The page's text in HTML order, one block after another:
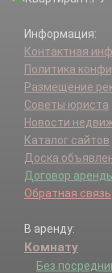
Информация:
Контактная
Политика
Размещение
Советы юриста
Новости
Каталог сайтов
Доска
Договор
Обратная связь
В аренду:
Комнату
Без